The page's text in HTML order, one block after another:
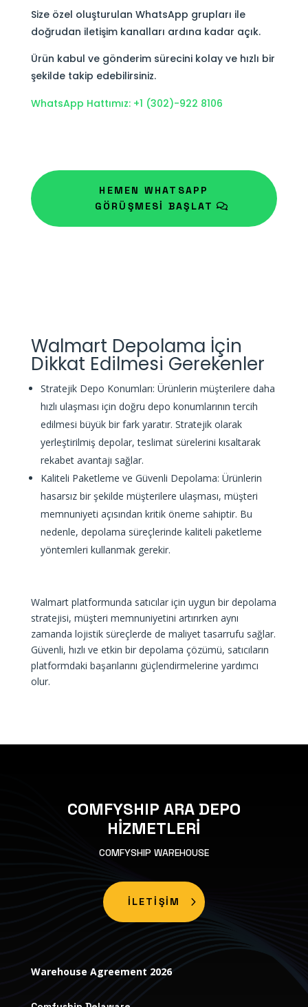
Size özel oluşturulan WhatsApp grupları ile
doğrudan iletişim kanalları ardına kadar açık.
Ürün kabul ve gönderim sürecini kolay ve hızlı bir
şekilde takip edebilirsiniz.
WhatsApp Hattımız: +1 (302)-922 8106
HEMEN WHATSAPP
GÖRÜŞMESİ BAŞLAT
Walmart Depolama İçin
Dikkat Edilmesi Gerekenler
Stratejik Depo Konumları: Ürünlerin müşterilere daha
hızlı ulaşması için doğru depo konumlarının tercih
edilmesi büyük bir fark yaratır. Stratejik olarak
yerleştirilmiş depolar, teslimat sürelerini kısaltarak
rekabet avantajı sağlar.
Kaliteli Paketleme ve Güvenli Depolama: Ürünlerin
hasarsız bir şekilde müşterilere ulaşması, müşteri
memnuniyeti açısından kritik öneme sahiptir. Bu
nedenle, depolama süreçlerinde kaliteli paketleme
yöntemleri kullanmak gerekir.
Walmart platformunda satıcılar için uygun bir depolama
stratejisi, müşteri memnuniyetini artırırken aynı
zamanda lojistik süreçlerde de maliyet tasarrufu sağlar.
Güvenli, hızlı ve etkin bir depolama çözümü, satıcıların
platformdaki başarılarını güçlendirmelerine yardımcı
olur.
COMFYSHIP ARA DEPO
HİZMETLERİ
COMFYSHIP WAREHOUSE
İLETİŞİM
Warehouse Agreement 2026